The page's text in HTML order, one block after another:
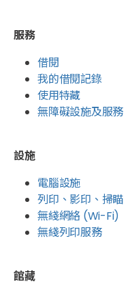
服務
借閱
我的借閱記錄
使用特藏
無障礙設施及服務
設施
電腦設施
列印、影印、掃瞄
無綫網絡 (Wi-Fi)
無綫列印服務
館藏